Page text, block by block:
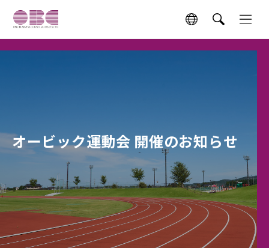
オービック運動会 開催のお知らせ